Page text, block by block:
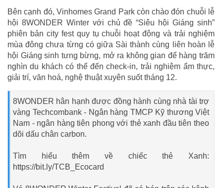
Bên cạnh đó, Vinhomes Grand Park còn chào đón chuỗi lễ
hội 8WONDER Winter với chủ đề “Siêu hội Giáng sinh”
phiên bản city fest quy tụ chuỗi hoạt động và trải nghiệm
mùa đông chưa từng có giữa Sài thành cùng liên hoàn lễ
hội Giáng sinh tưng bừng, mở ra không gian để hàng trăm
nghìn du khách có thể đến check-in, trải nghiệm ẩm thực,
giải trí, văn hoá, nghệ thuật xuyên suốt tháng 12.
8WONDER hân hạnh được đồng hành cùng nhà tài trợ
vàng Techcombank - Ngân hàng TMCP Kỹ thương Việt
Nam - ngân hàng tiên phong với thẻ xanh đầu tiên theo
dõi dấu chân carbon.
Tìm hiểu thêm về chiếc thẻ Xanh:
https://bit.ly/TCB_Ecocard